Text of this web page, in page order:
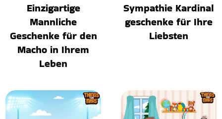
Einzigartige
Mannliche
Geschenke für den
Macho in Ihrem
Leben
Sympathie Kardinal
geschenke für Ihre
Liebsten